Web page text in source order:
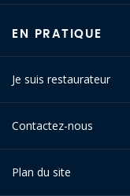
EN PRATIQUE
Je suis restaurateur
Contactez-nous
Plan du site